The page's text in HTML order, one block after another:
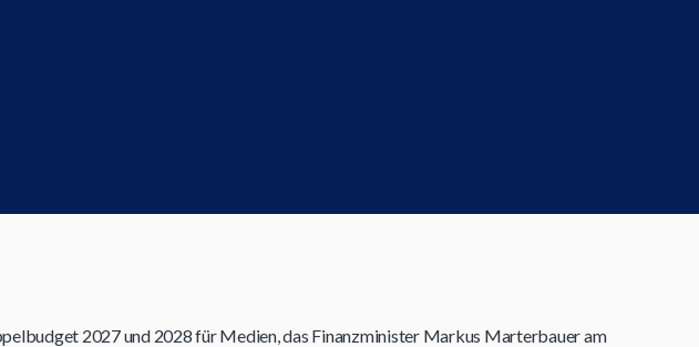
2027 und 2028 für Medien, das Finanzminister Markus Marterbauer am